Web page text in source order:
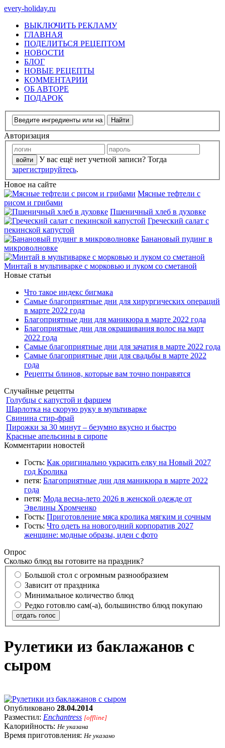
every-holiday.ru
ВЫКЛЮЧИТЬ РЕКЛАМУ
ГЛАВНАЯ
ПОДЕЛИТЬСЯ РЕЦЕПТОМ
НОВОСТИ
БЛОГ
НОВЫЕ РЕЦЕПТЫ
КОММЕНТАРИИ
ОБ АВТОРЕ
ПОДАРОК
Авторизация
У вас ещё нет учетной записи? Тогда
зарегистрируйтесь.
Новое на сайте
Мясные тефтели с
рисом и грибами
Пшеничный хлеб в духовке
Греческий салат с
пекинской капустой
Банановый пудинг в
микроволновке
Минтай в мультиварке с морковью и луком со сметаной
Новые статьи
Что такое индекс бигмака
Самые благоприятные дни для хирургических операций
в марте 2022 года
Благоприятные дни для маникюра в марте 2022 года
Благоприятные дни для окрашивания волос на март
2022 года
Самые благоприятные дни для зачатия в марте 2022 года
Самые благоприятные дни для свадьбы в марте 2022
года
Рецепты блинов, которые вам точно понравятся
Случайные рецепты
Голубцы с капустой и фаршем
Шарлотка на скорую руку в мультиварке
Свинина стир-фрай
Пирожки за 30 минут – безумно вкусно и быстро
Красные апельсины в сиропе
Комментарии новостей
Гость: Как оригинально украсить елку на Новый 2027
год Кролика
петя: Благоприятные дни для маникюра в марте 2022
года
петя: Мода весна-лето 2026 в женской одежде от
Эвелины Хромченко
Гость: Приготовление мяса кролика мягким и сочным
Гость: Что одеть на новогодний корпоратив 2027
женщине: модные образы, идеи с фото
Опрос
Сколько блюд вы готовите на праздник?
Большой стол с огромным разнообразием
Зависит от праздника
Минимальное количество блюд
Редко готовлю сам(-а), большинство блюд покупаю
отдать голос
Рулетики из баклажанов с
сыром
Опубликовано 28.04.2014
Разместил: Enchantress [offline]
Калорийность: Не указана
Время приготовления: Не указано